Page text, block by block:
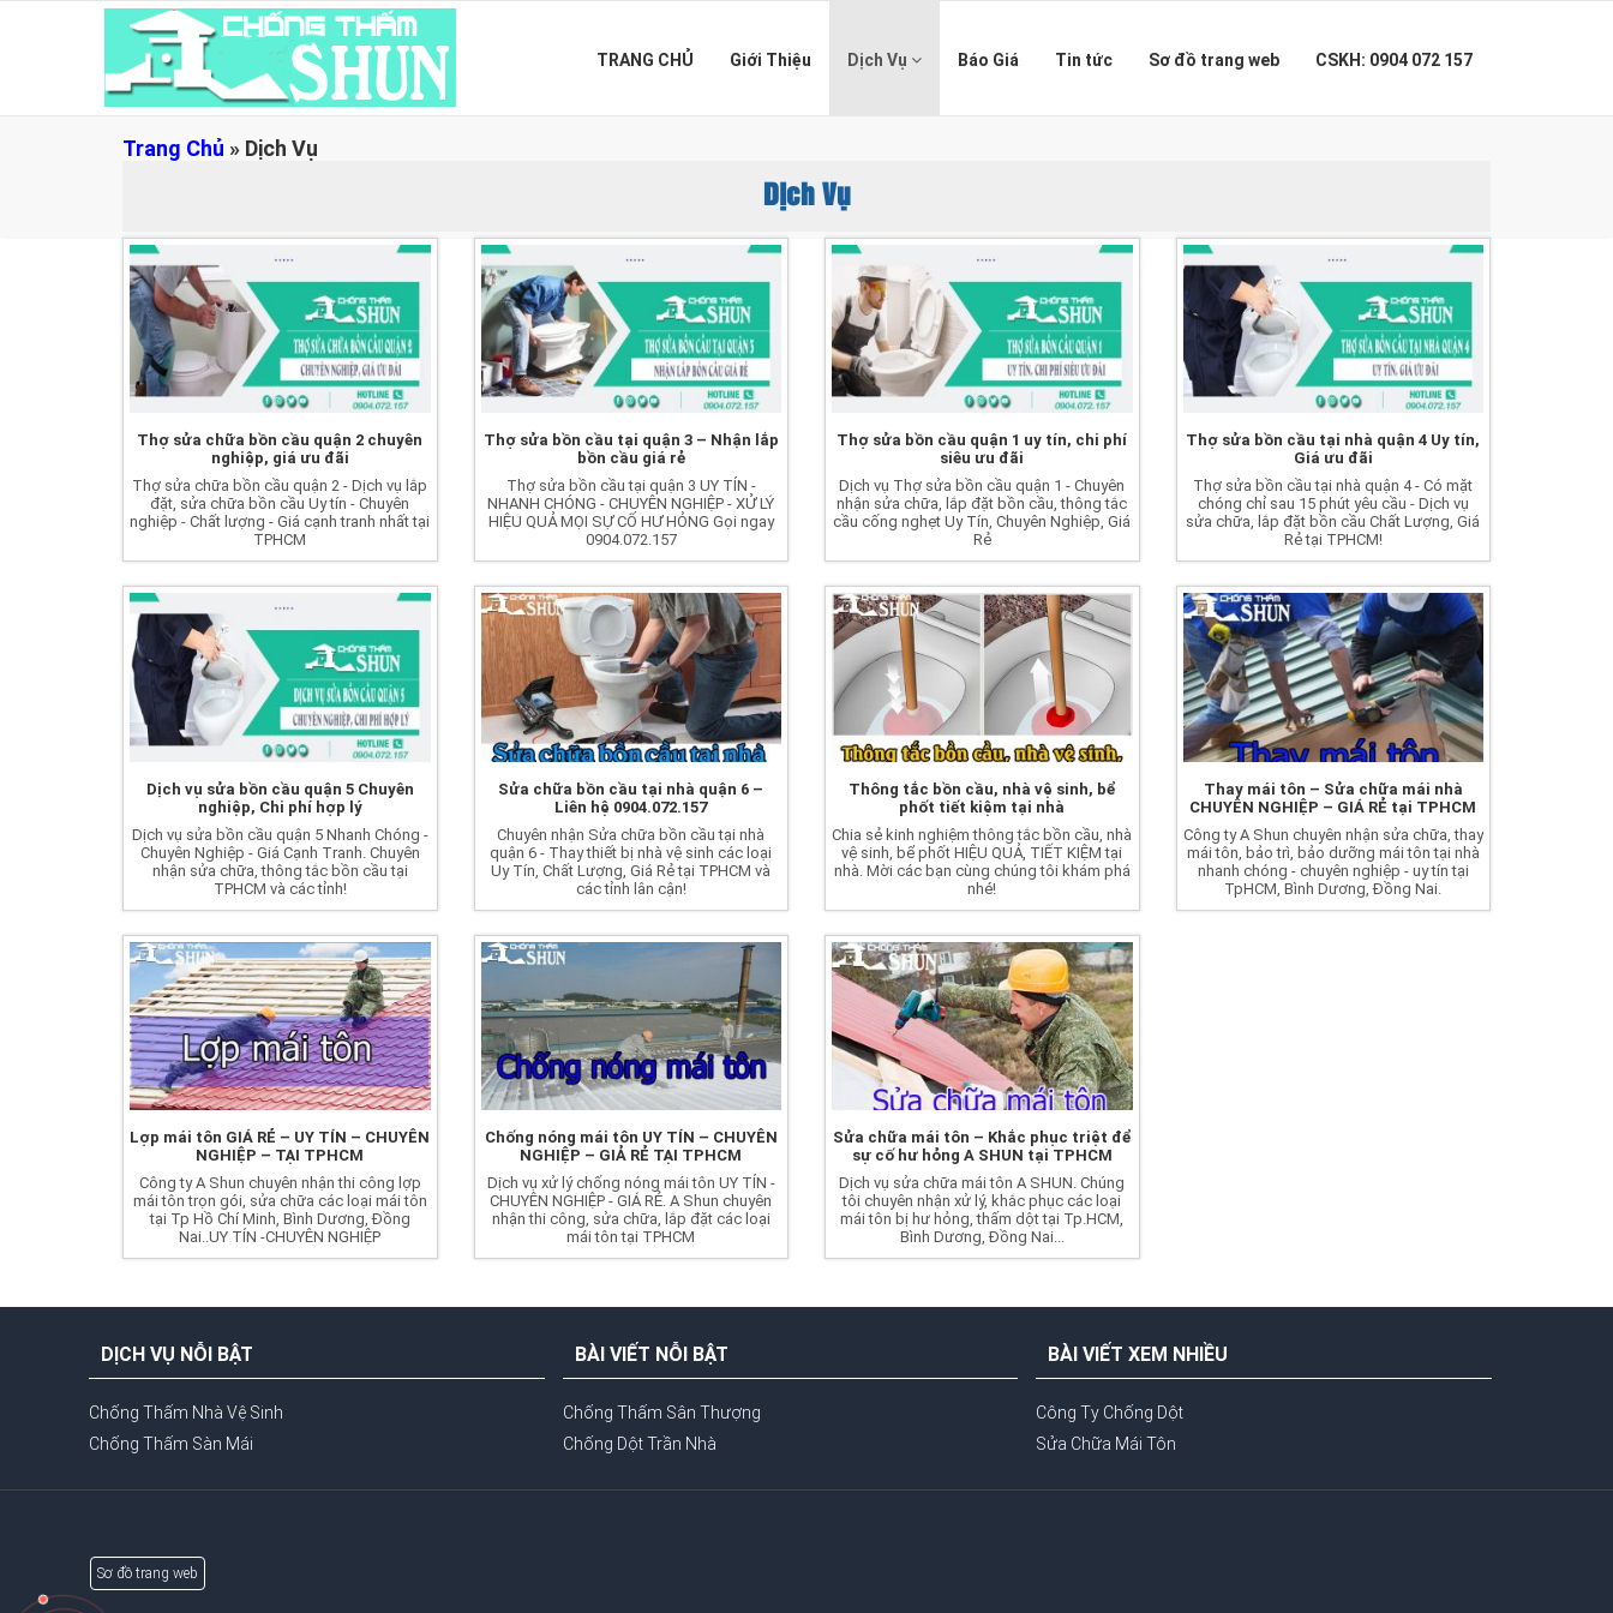
TRANG CHỦ Giới Thiệu Dịch Vụ Báo Giá Tin tức Sơ đồ trang web CSKH: 0904 072 157
Trang Chủ » Dịch Vụ
Dịch Vụ
Thợ sửa chữa bồn cầu quận 2 chuyên
nghiệp, giá ưu đãi
Thợ sửa chữa bồn cầu quận 2 - Dịch vụ lắp
đặt, sửa chữa bồn cầu Uy tín - Chuyên
nghiệp - Chất lượng - Giá cạnh tranh nhất tại
TPHCM
Thợ sửa bồn cầu tại quận 3 – Nhận lắp
bồn cầu giá rẻ
Thợ sửa bồn cầu tại quận 3 UY TÍN -
NHANH CHÓNG - CHUYÊN NGHIỆP - XỬ LÝ
HIỆU QUẢ MỌI SỰ CỐ HƯ HỎNG Gọi ngay
0904.072.157
Thợ sửa bồn cầu quận 1 uy tín, chi phí
siêu ưu đãi
Dịch vụ Thợ sửa bồn cầu quận 1 - Chuyên
nhận sửa chữa, lắp đặt bồn cầu, thông tắc
cầu cống nghẹt Uy Tín, Chuyên Nghiệp, Giá
Rẻ
Thợ sửa bồn cầu tại nhà quận 4 Uy tín,
Giá ưu đãi
Thợ sửa bồn cầu tại nhà quận 4 - Có mặt
chóng chỉ sau 15 phút yêu cầu - Dịch vụ
sửa chữa, lắp đặt bồn cầu Chất Lượng, Giá
Rẻ tại TPHCM!
Dịch vụ sửa bồn cầu quận 5 Chuyên
nghiệp, Chi phí hợp lý
Dịch vụ sửa bồn cầu quận 5 Nhanh Chóng -
Chuyên Nghiệp - Giá Cạnh Tranh. Chuyên
nhận sửa chữa, thông tắc bồn cầu tại
TPHCM và các tỉnh!
Sửa chữa bồn cầu tại nhà quận 6 –
Liên hệ 0904.072.157
Chuyên nhận Sửa chữa bồn cầu tại nhà
quận 6 - Thay thiết bị nhà vệ sinh các loại
Uy Tín, Chất Lượng, Giá Rẻ tại TPHCM và
các tỉnh lân cận!
Thông tắc bồn cầu, nhà vệ sinh, bể
phốt tiết kiệm tại nhà
Chia sẻ kinh nghiệm thông tắc bồn cầu, nhà
vệ sinh, bể phốt HIỆU QUẢ, TIẾT KIỆM tại
nhà. Mời các bạn cùng chúng tôi khám phá
nhé!
Thay mái tôn – Sửa chữa mái nhà
CHUYÊN NGHIỆP – GIÁ RẺ tại TPHCM
Công ty A Shun chuyên nhận sửa chữa, thay
mái tôn, bảo trì, bảo dưỡng mái tôn tại nhà
nhanh chóng - chuyên nghiệp - uy tín tại
TpHCM, Bình Dương, Đồng Nai.
Lợp mái tôn GIÁ RẺ – UY TÍN – CHUYÊN
NGHIỆP – TẠI TPHCM
Công ty A Shun chuyên nhận thi công lợp
mái tôn trọn gói, sửa chữa các loại mái tôn
tại Tp Hồ Chí Minh, Bình Dương, Đồng
Nai..UY TÍN -CHUYÊN NGHIỆP
Chống nóng mái tôn UY TÍN – CHUYÊN
NGHIỆP – GIẢ RẺ TẠI TPHCM
Dịch vụ xử lý chống nóng mái tôn UY TÍN -
CHUYÊN NGHIỆP - GIÁ RẺ. A Shun chuyên
nhận thi công, sửa chữa, lắp đặt các loại
mái tôn tại TPHCM
Sửa chữa mái tôn – Khắc phục triệt để
sự cố hư hỏng A SHUN tại TPHCM
Dịch vụ sửa chữa mái tôn A SHUN. Chúng
tôi chuyên nhận xử lý, khắc phục các loại
mái tôn bị hư hỏng, thấm dột tại Tp.HCM,
Bình Dương, Đồng Nai...
DỊCH VỤ NỖI BẬT
Chống Thấm Nhà Vệ Sinh
Chống Thấm Sàn Mái
BÀI VIẾT NỖI BẬT
Chống Thấm Sân Thượng
Chống Dột Trần Nhà
BÀI VIẾT XEM NHIỀU
Công Ty Chống Dột
Sửa Chữa Mái Tôn
Sơ đồ trang web